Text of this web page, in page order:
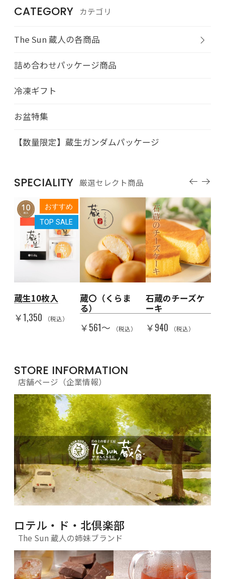
CATEGORY カテゴリ
The Sun 蔵人の各商品
詰め合わせパッケージ商品
冷凍ギフト
お盆特集
【数量限定】蔵生ガンダムパッケージ
SPECIALITY 厳選セレクト商品
おすすめ
TOP SALE
蔵生10枚入
￥1,350 （税込）
蔵〇（くらま
る）
￥561〜 （税込）
石蔵のチーズケ
ーキ
￥940 （税込）
STORE INFORMATION
店舗ページ（企業情報）
ロテル・ド・北倶楽部
The Sun 蔵人の姉妹ブランド